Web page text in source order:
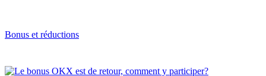
Bonus et réductions